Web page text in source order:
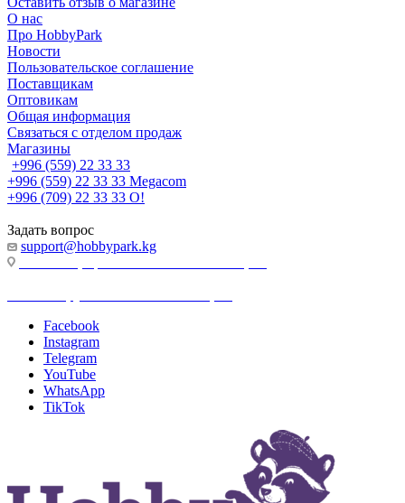
О нас
Про HobbyPark
Новости
Пользовательское соглашение
Поставщикам
Оптовикам
Общая информация
Связаться с отделом продаж
Магазины
+996 (559) 22 33 33
+996 (559) 22 33 33 Megacom
+996 (709) 22 33 33 O!
Задать вопрос
support@hobbypark.kg
Facebook
Instagram
Telegram
YouTube
WhatsApp
TikTok